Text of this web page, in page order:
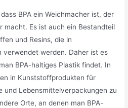
BPA ein Weichmacher ist, der
macht. Es ist auch ein Bestandteil
und Resins, die in
verwendet werden. Daher ist es
BPA-haltiges Plastik findet. In
in Kunststoffprodukten für
und Lebensmittelverpackungen zu
Orte, an denen man BPA-